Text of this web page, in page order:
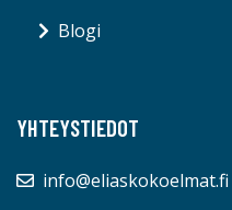
Blogi
YHTEYSTIEDOT
info@eliaskokoelmat.fi